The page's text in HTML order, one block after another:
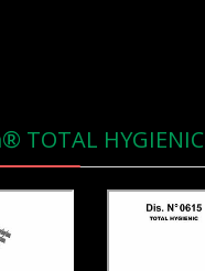
TOTAL HYGIENIC